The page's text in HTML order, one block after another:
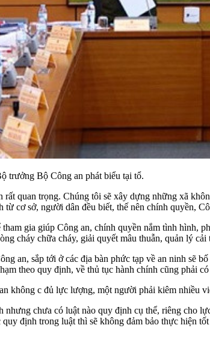
Bộ Công an phát biểu tại tổ.
quan trọng. Chúng tôi sẽ xây dựng những xã
từ cơ sở, người dân đều biết, thế nên chính quyền,
gia giúp Công an, chính quyền nắm tình hình,
cháy chữa cháy, giải quyết mâu thuẫn, quản lý
an, sắp tới ở các địa bàn phức tạp về an ninh sẽ
theo quy định, về thủ tục hành chính cũng phải
không c đủ lực lượng, một người phải kiêm nhiều
nhưng chưa có luật nào quy định cụ thể, riêng cho
định trong luật thì sẽ không đảm bảo thực hiện